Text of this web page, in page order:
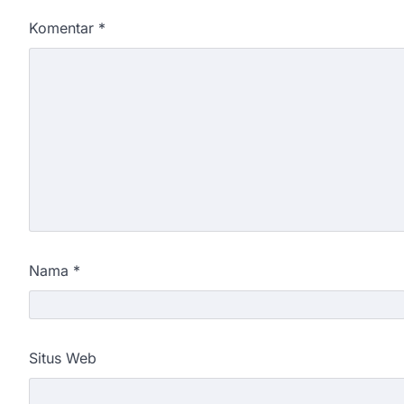
Komentar *
Nama *
Situs Web